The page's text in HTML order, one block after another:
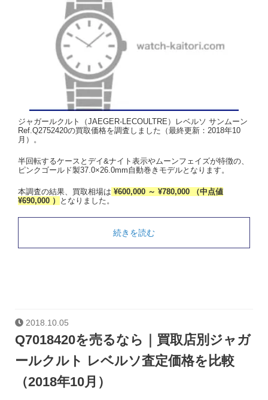
ジャガールクルト（JAEGER-LECOULTRE）レベルソ サンムーン
Ref.Q2752420の買取価格を調査しました（最終更新：2018年10
月）。
半回転するケースとデイ&ナイト表示やムーンフェイズが特徴の、
ピンクゴールド製37.0×26.0mm自動巻きモデルとなります。
本調査の結果、買取相場は ¥600,000 ～ ¥780,000 （中点値
¥690,000 ）
となりました。
続きを読む
2018.10.05
Q7018420を売るなら｜買取店別ジャガ
ールクルト レベルソ査定価格を比較
（2018年10月）